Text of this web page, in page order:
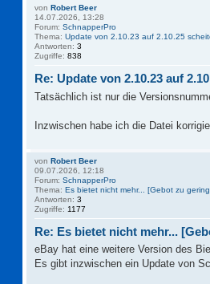
von Robert Beer
14.07.2026, 13:28
Forum: SchnapperPro
Thema: Update von 2.10.23 auf 2.10.25
Antworten: 3
Zugriffe: 838
Re: Update von 2.10.23 auf
Tatsächlich ist nur die
Inzwischen habe ich die Datei
von Robert Beer
09.07.2026, 12:18
Forum: SchnapperPro
Thema: Es bietet nicht mehr... [Gebot zu
Antworten: 3
Zugriffe: 1177
Re: Es bietet nicht mehr...
eBay hat eine weitere Version des
Es gibt inzwischen ein Update von